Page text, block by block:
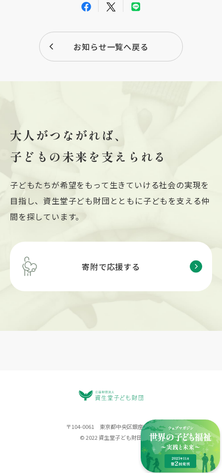
お知らせ一覧へ戻る
大人がつながれば、
子どもの未来を支えられる
子どもたちが希望をもって生きていける社会の実現を
目指し、 資生堂子ども財団とともに子どもを支える仲
間を探しています。
寄附で応援する
〒104-0061 東京都中央区銀座7-5-5
© 2022 資生堂子ども財団